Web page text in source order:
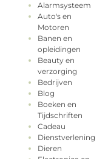
Alarmsysteem
Auto's en
Motoren
Banen en
opleidingen
Beauty en
verzorging
Bedrijven
Blog
Boeken en
Tijdschriften
Cadeau
Dienstverlening
Dieren